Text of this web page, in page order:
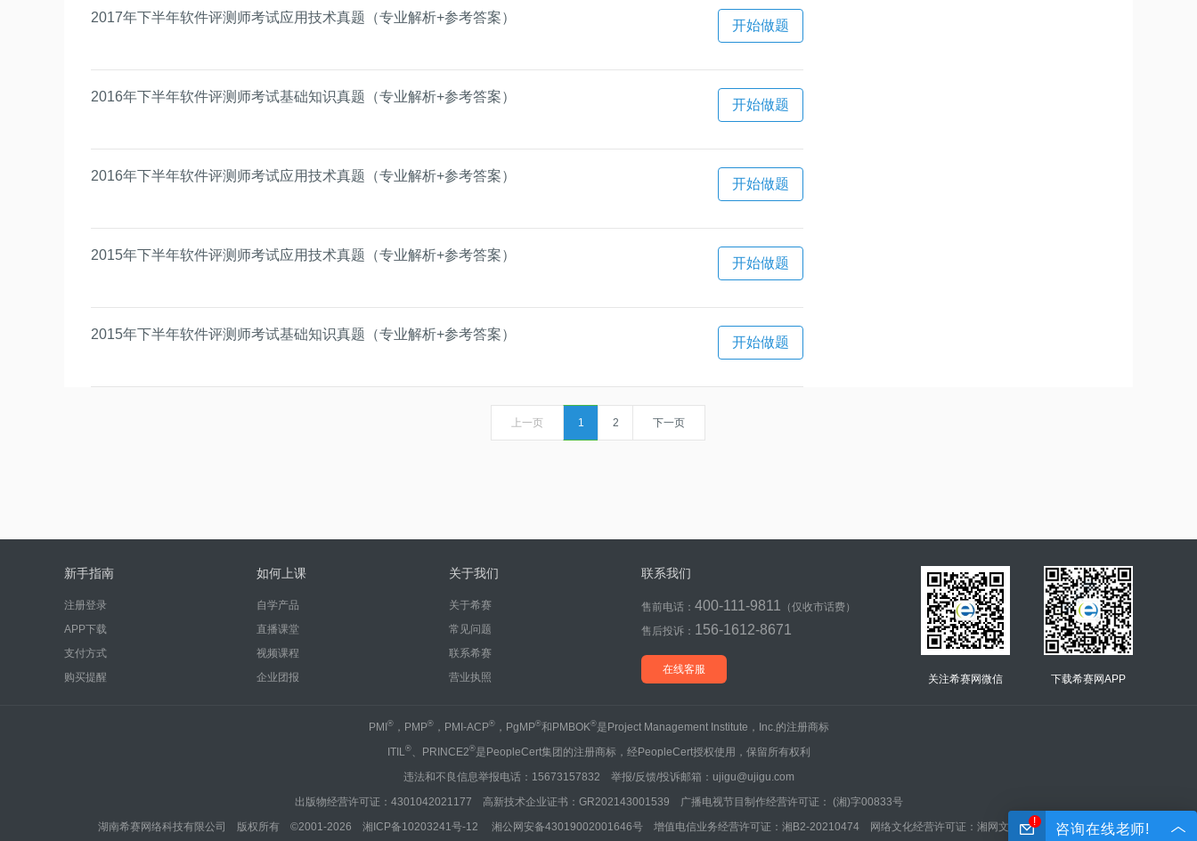
2017年下半年软件评测师考试应用技术真题（专业解析+参考答案）
开始做题
2016年下半年软件评测师考试基础知识真题（专业解析+参考答案）
开始做题
2016年下半年软件评测师考试应用技术真题（专业解析+参考答案）
开始做题
2015年下半年软件评测师考试应用技术真题（专业解析+参考答案）
开始做题
2015年下半年软件评测师考试基础知识真题（专业解析+参考答案）
开始做题
上一页 1 2 下一页
新手指南
注册登录
APP下载
支付方式
购买提醒
如何上课
自学产品
直播课堂
视频课程
企业团报
关于我们
关于希赛
常见问题
联系希赛
营业执照
联系我们
售前电话： 400-111-9811
（仅收市话费）
售后投诉： 156-1612-8671
在线客服
关注希赛网微信 下载希赛网APP
PMI®，PMP®，PMI-ACP®，PgMP®和PMBOK®是Project Management Institute，Inc.的注册商标
ITIL®、PRINCE2®是PeopleCert集团的注册商标，经PeopleCert授权使用，保留所有权利
违法和不良信息举报电话：15673157832 举报/反馈/投诉邮箱：ujigu@ujigu.com
出版物经营许可证：4301042021177 高新技术企业证书：GR202143001539 广播电视节目制作经营许可证： (湘)字00833号
湖南希赛网络科技有限公司 版权所有 ©2001-2026 湘ICP备10203241号-12 湘公网安备43019002001646号 增值电信业务经营许可证：湘B2-20210474 网络文化经营许可证：湘网文(2022)0042-005号
! 咨询在线老师!